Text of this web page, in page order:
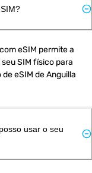
eSIM permite a
SIM físico para
eSIM de Anguilla
usar o seu